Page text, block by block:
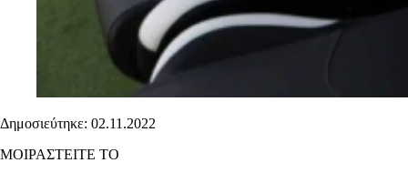
Δημοσιεύτηκε: 02.11.2022
ΜΟΙΡΑΣΤΕΙΤΕ ΤΟ